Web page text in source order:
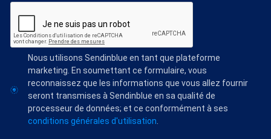
Nous utilisons Sendinblue en tant que plateforme
marketing. En soumettant ce formulaire, vous
reconnaissez que les informations que vous allez fournir
seront transmises à Sendinblue en sa qualité de
processeur de données; et ce conformément à ses
conditions générales d'utilisation.